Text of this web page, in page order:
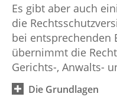
Es gibt aber auch
die
bei entsprechenden
übernimmt die
Gerichts-, Anwalts-
Die Grundlagen